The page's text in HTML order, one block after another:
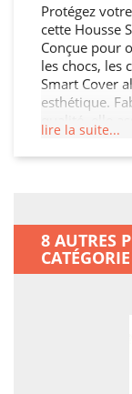
Protégez
cette Housse
Conçue pour
les chocs, les
Smart Cover
esthétique.
tout en
design
lire la suite...
8 AUTRES